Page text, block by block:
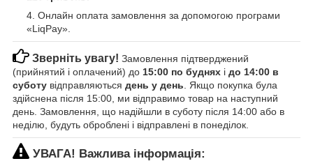
Онлайн оплата замовлення за допомогою програми
«LiqPay».
Зверніть увагу! Замовлення підтверджений
(прийнятий і оплачений) до 15:00 по буднях і до 14:00 в
суботу відправляються день у день . Якщо покупка була
здійснена після 15:00, ми відправимо товар на наступний
день. Замовлення, що надійшли в суботу після 14:00 або в
неділю, будуть оброблені і відправлені в понеділок.
УВАГА! Важлива інформація: